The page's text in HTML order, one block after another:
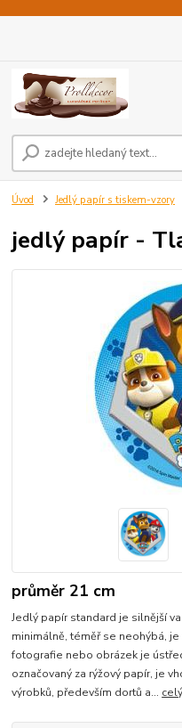
Úvod Jedlý papír s tiskem-vzory
jedlý papír -
průměr 21 cm
Jedlý papír standard je silnější
minimálně, téměř se neohýbá,
fotografie nebo obrázek je
označovaný za rýžový papír, je
výrobků, především dortů a...